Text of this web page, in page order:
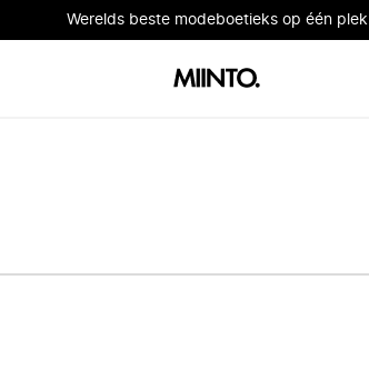
Werelds beste modeboetieks op één plek